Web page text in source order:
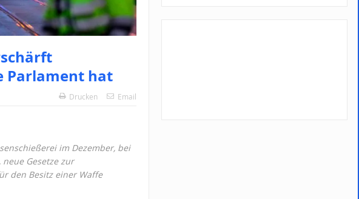
Parlament hat
Drucken Email
im Dezember, bei
Gesetze zur
den Besitz einer Waffe